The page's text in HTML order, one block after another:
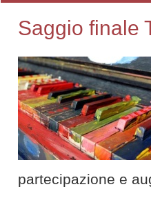
Saggio finale
partecipazione e